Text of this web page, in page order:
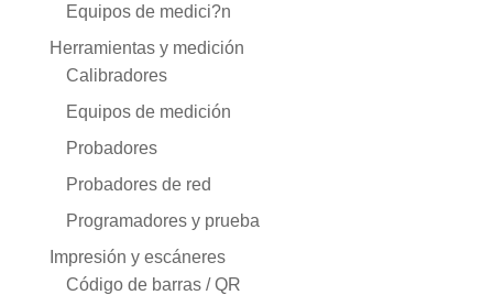
Equipos de medici?n
Herramientas y medición
Calibradores
Equipos de medición
Probadores
Probadores de red
Programadores y prueba
Impresión y escáneres
Código de barras / QR